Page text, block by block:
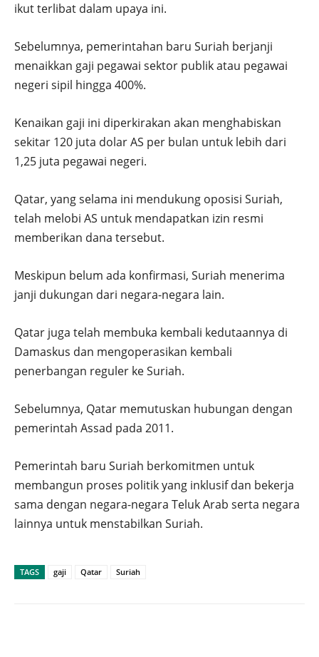
ikut terlibat dalam upaya ini.
Sebelumnya, pemerintahan baru Suriah berjanji
menaikkan gaji pegawai sektor publik atau pegawai
negeri sipil hingga 400%.
Kenaikan gaji ini diperkirakan akan menghabiskan
sekitar 120 juta dolar AS per bulan untuk lebih dari
1,25 juta pegawai negeri.
Qatar, yang selama ini mendukung oposisi Suriah,
telah melobi AS untuk mendapatkan izin resmi
memberikan dana tersebut.
Meskipun belum ada konfirmasi, Suriah menerima
janji dukungan dari negara-negara lain.
Qatar juga telah membuka kembali kedutaannya di
Damaskus dan mengoperasikan kembali
penerbangan reguler ke Suriah.
Sebelumnya, Qatar memutuskan hubungan dengan
pemerintah Assad pada 2011.
Pemerintah baru Suriah berkomitmen untuk
membangun proses politik yang inklusif dan bekerja
sama dengan negara-negara Teluk Arab serta negara
lainnya untuk menstabilkan Suriah.
TAGS gaji Qatar Suriah